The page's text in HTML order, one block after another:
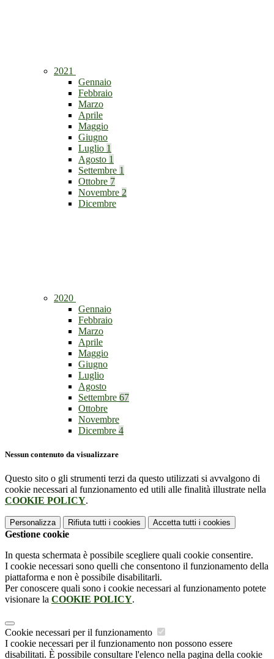
2021
Gennaio
Febbraio
Marzo
Aprile
Maggio
Giugno
Luglio 1
Agosto 1
Settembre 1
Ottobre 7
Novembre 2
Dicembre
2020
Gennaio
Febbraio
Marzo
Aprile
Maggio
Giugno
Luglio
Agosto
Settembre 67
Ottobre
Novembre
Dicembre 4
Nessun contenuto da visualizzare
Questo sito o gli strumenti terzi da questo utilizzati si avvalgono di
cookie necessari al funzionamento ed utili alle finalità illustrate nella
COOKIE POLICY.
Personalizza Rifiuta tutti i cookies Accetta tutti i cookies
Gestione cookie
In questa schermata è possibile scegliere quali cookie consentire.
I cookie necessari sono quelli che consentono il funzionamento della
piattaforma e non è possibile disabilitarli.
Per conoscere quali sono i cookie necessari al funzionamento potete
visionare la COOKIE POLICY.
Cookie necessari per il funzionamento
I cookie necessari per il funzionamento non possono essere
disabilitati. È possibile consultare l'elenco nella pagina della cookie